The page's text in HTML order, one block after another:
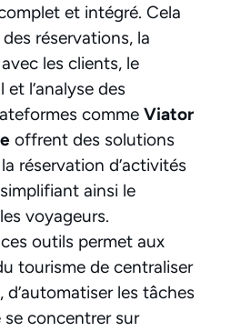
et intégré. Cela
réservations, la
les clients, le
l’analyse des
comme Viator
offrent des solutions
réservation d’activités
ainsi le
voyageurs.
outils permet aux
tourisme de centraliser
d’automatiser les tâches
concentrer sur